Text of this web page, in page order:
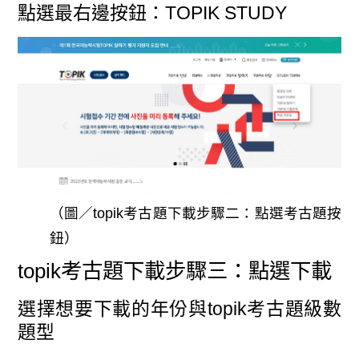
點選最右邊按鈕：TOPIK STUDY
（圖／topik考古題下載步驟二：點選考古題按
鈕）
topik考古題下載步驟三：點選下載
選擇想要下載的年份與topik考古題級數
題型